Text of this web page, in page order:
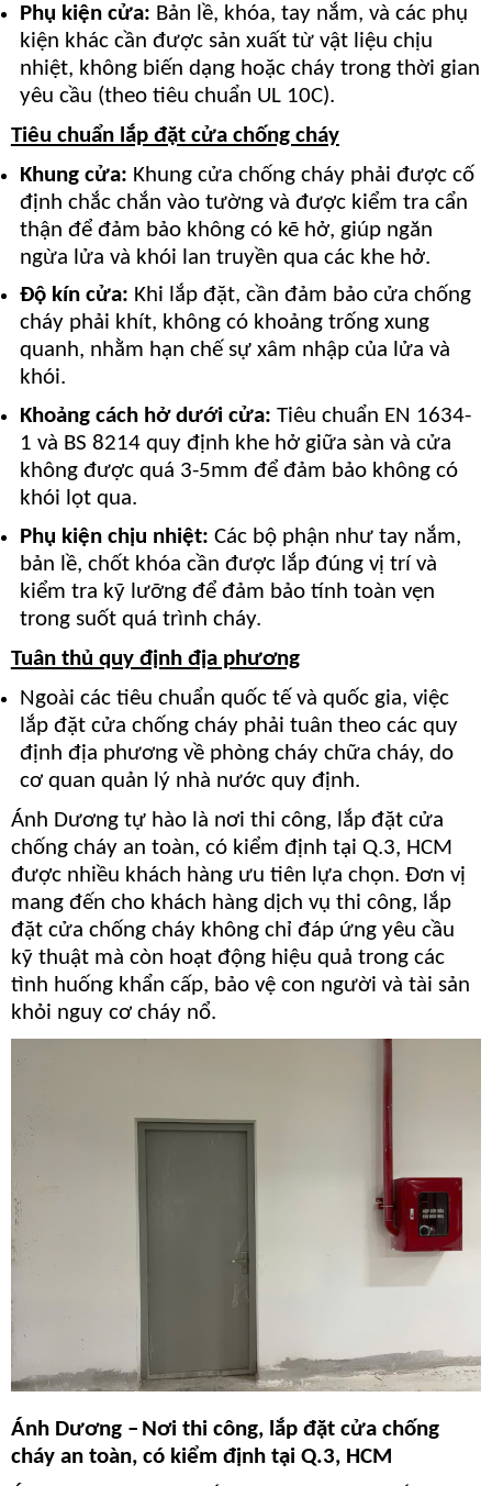
Phụ kiện cửa: Bản lề, khóa, tay nắm, và các phụ
kiện khác cần được sản xuất từ vật liệu chịu
nhiệt, không biến dạng hoặc cháy trong thời gian
yêu cầu (theo tiêu chuẩn UL 10C).
Tiêu chuẩn lắp đặt cửa chống cháy
Khung cửa: Khung cửa chống cháy phải được cố
định chắc chắn vào tường và được kiểm tra cẩn
thận để đảm bảo không có kẽ hở, giúp ngăn
ngừa lửa và khói lan truyền qua các khe hở.
Độ kín cửa: Khi lắp đặt, cần đảm bảo cửa chống
cháy phải khít, không có khoảng trống xung
quanh, nhằm hạn chế sự xâm nhập của lửa và
khói.
Khoảng cách hở dưới cửa: Tiêu chuẩn EN 1634-
1 và BS 8214 quy định khe hở giữa sàn và cửa
không được quá 3-5mm để đảm bảo không có
khói lọt qua.
Phụ kiện chịu nhiệt: Các bộ phận như tay nắm,
bản lề, chốt khóa cần được lắp đúng vị trí và
kiểm tra kỹ lưỡng để đảm bảo tính toàn vẹn
trong suốt quá trình cháy.
Tuân thủ quy định địa phương
Ngoài các tiêu chuẩn quốc tế và quốc gia, việc
lắp đặt cửa chống cháy phải tuân theo các quy
định địa phương về phòng cháy chữa cháy, do
cơ quan quản lý nhà nước quy định.
Ánh Dương tự hào là nơi thi công, lắp đặt cửa
chống cháy an toàn, có kiểm định tại Q.3, HCM
được nhiều khách hàng ưu tiên lựa chọn. Đơn vị
mang đến cho khách hàng dịch vụ thi công, lắp
đặt cửa chống cháy không chỉ đáp ứng yêu cầu
kỹ thuật mà còn hoạt động hiệu quả trong các
tình huống khẩn cấp, bảo vệ con người và tài sản
khỏi nguy cơ cháy nổ.
Ánh Dương – Nơi thi công, lắp đặt cửa chống
cháy an toàn, có kiểm định tại Q.3, HCM